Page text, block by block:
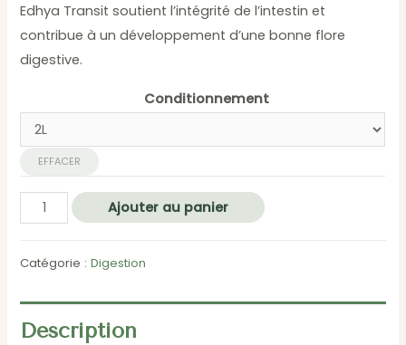
Edhya Transit soutient l’intégrité de l’intestin et
contribue à un développement d’une bonne flore
digestive.
Conditionnement
EFFACER
quantité
de
Ajouter au panier
Catégorie :Digestion
Description